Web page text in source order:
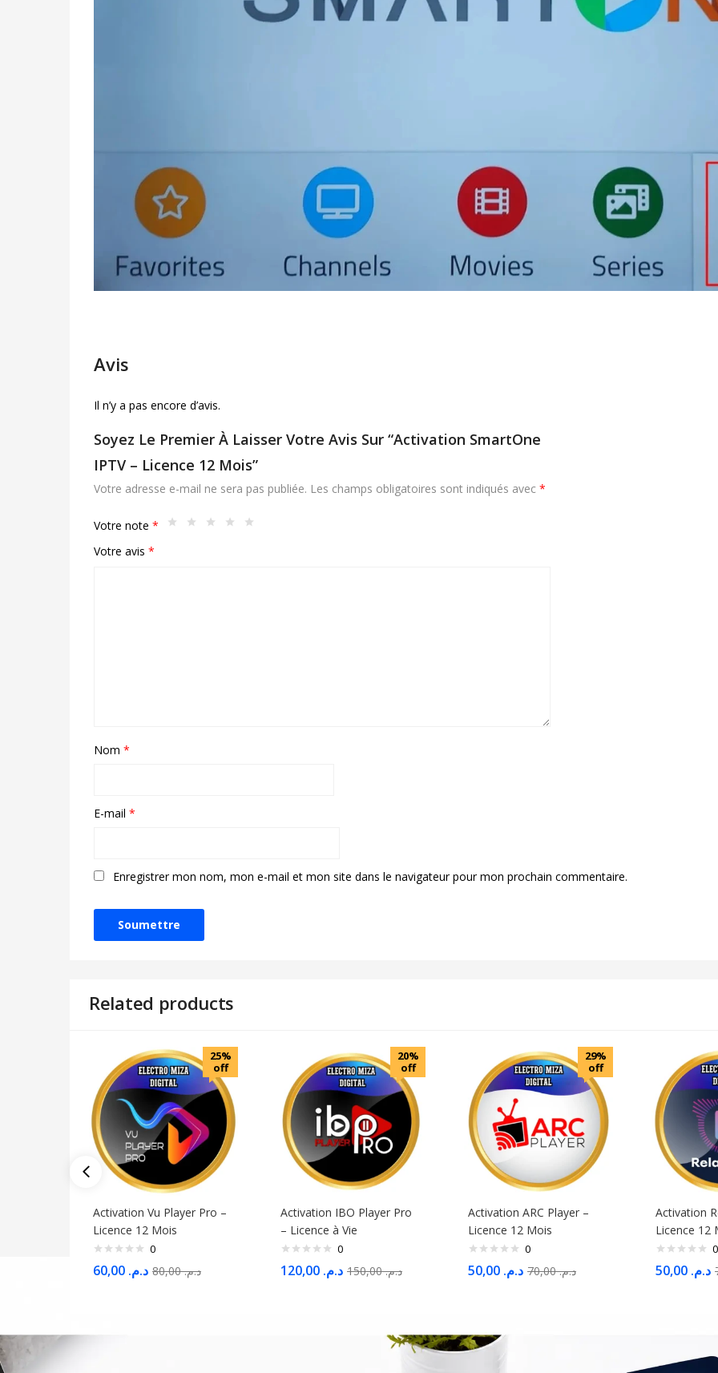
Avis
Il n’y a pas encore d’avis.
Soyez Le Premier À Laisser Votre Avis Sur “Activation SmartOne
IPTV – Licence 12 Mois”
Votre adresse e-mail ne sera pas publiée. Les champs obligatoires sont indiqués avec *
Votre note *
Votre avis *
Nom *
E-mail *
Enregistrer mon nom, mon e-mail et mon site dans le navigateur pour mon prochain commentaire.
Related products
25%
off
Activation Vu Player Pro –
Licence 12 Mois
0
د.م. د.م.80,00
20%
off
Activation IBO Player Pro
– Licence à Vie
0
د.م. د.م.150,00
29%
off
Activation ARC Player –
Licence 12 Mois
0
د.م. د.م.70,00
Activation
Licence 12
0
د.م.